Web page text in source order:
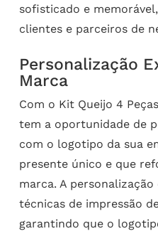
sofisticado e
clientes e parceiros de
Personalização
Marca
Com o Kit Queijo 4
tem a oportunidade de
com o logotipo da sua
presente único e que
marca. A
técnicas de impressão
garantindo que o